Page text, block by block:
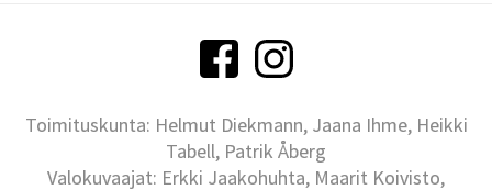
Toimituskunta: Helmut Diekmann, Jaana Ihme, Heikki
Tabell, Patrik Åberg
Valokuvaajat: Erkki Jaakohuhta, Maarit Koivisto,